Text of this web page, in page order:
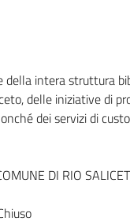
della intera struttura
delle iniziative di
dei servizi di
DI RIO